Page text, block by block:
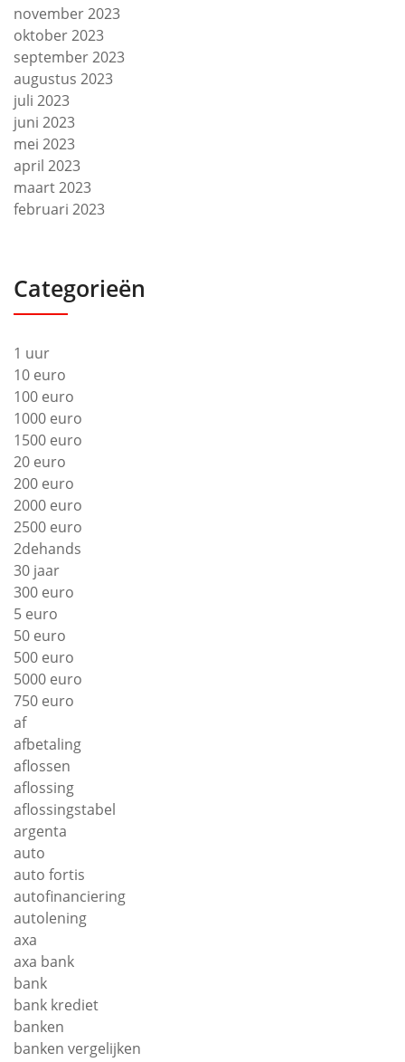
november 2023
oktober 2023
september 2023
augustus 2023
juli 2023
juni 2023
mei 2023
april 2023
maart 2023
februari 2023
Categorieën
1 uur
10 euro
100 euro
1000 euro
1500 euro
20 euro
200 euro
2000 euro
2500 euro
2dehands
30 jaar
300 euro
5 euro
50 euro
500 euro
5000 euro
750 euro
af
afbetaling
aflossen
aflossing
aflossingstabel
argenta
auto
auto fortis
autofinanciering
autolening
axa
axa bank
bank
bank krediet
banken
banken vergelijken